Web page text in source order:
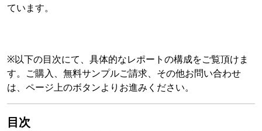
ています。
※以下の目次にて、具体的なレポートの構成をご覧頂けま
す。ご購入、無料サンプルご請求、その他お問い合わせ
は、ページ上のボタンよりお進みください。
目次